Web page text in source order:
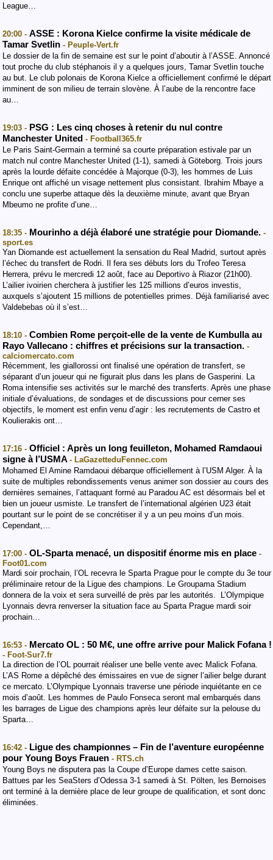
League…
20:00 - ASSE : Korona Kielce confirme la visite médicale de
Tamar Svetlin - Peuple-Vert.fr
Le dossier de la fin de semaine est sur le point d’aboutir à l’ASSE. Annoncé
tout proche du club stéphanois il y a quelques jours, Tamar Svetlin touche
au but. Le club polonais de Korona Kielce a officiellement confirmé le départ
imminent de son milieu de terrain slovène. À l’aube de la rencontre face
au…
19:03 - PSG : Les cinq choses à retenir du nul contre
Manchester United - Football365.fr
Le Paris Saint-Germain a terminé sa courte préparation estivale par un
match nul contre Manchester United (1-1), samedi à Göteborg. Trois jours
après la lourde défaite concédée à Majorque (0-3), les hommes de Luis
Enrique ont affiché un visage nettement plus consistant. Ibrahim Mbaye a
conclu une superbe attaque dès la deuxième minute, avant que Bryan
Mbeumo ne profite d’une…
18:35 - Mourinho a déjà élaboré une stratégie pour Diomande. -
sport.es
Yan Diomande est actuellement la sensation du Real Madrid, surtout après
l’échec du transfert de Rodri. Il fera ses débuts lors du Trofeo Teresa
Herrera, prévu le mercredi 12 août, face au Deportivo à Riazor (21h00).
L’ailier ivoirien cherchera à justifier les 125 millions d’euros investis,
auxquels s’ajoutent 15 millions de potentielles primes. Déjà familiarisé avec
Valdebebas où il s’est…
18:10 - Combien Rome perçoit-elle de la vente de Kumbulla au
Rayo Vallecano : chiffres et précisions sur la transaction. -
calciomercato.com
Récemment, les giallorossi ont finalisé une opération de transfert, se
séparant d’un joueur qui ne figurait plus dans les plans de Gasperini. La
Roma intensifie ses activités sur le marché des transferts. Après une phase
initiale d’évaluations, de sondages et de discussions pour cerner ses
objectifs, le moment est enfin venu d’agir : les recrutements de Castro et
Koulierakis ont…
17:16 - Officiel : Après un long feuilleton, Mohamed Ramdaoui
signe à l’USMA - LaGazetteduFennec.com
Mohamed El Amine Ramdaoui débarque officiellement à l’USM Alger. À la
suite de multiples rebondissements venus animer son dossier au cours des
dernières semaines, l’attaquant formé au Paradou AC est désormais bel et
bien un joueur usmiste. Le transfert de l’international algérien U23 était
pourtant sur le point de se concrétiser il y a un peu moins d’un mois.
Cependant,…
17:00 - OL-Sparta menacé, un dispositif énorme mis en place -
Foot01.com
Mardi soir prochain, l’OL recevra le Sparta Prague pour le compte du 3e tour
préliminaire retour de la Ligue des champions. Le Groupama Stadium
donnera de la voix et sera surveillé de près par les autorités. L’Olympique
Lyonnais devra renverser la situation face au Sparta Prague mardi soir
prochain…
16:53 - Mercato OL : 50 M€, une offre arrive pour Malick Fofana !
- Foot-Sur7.fr
La direction de l’OL pourrait réaliser une belle vente avec Malick Fofana.
L’AS Rome a dépêché des émissaires en vue de signer l’ailier belge durant
ce mercato. L’Olympique Lyonnais traverse une période inquiétante en ce
mois d’août. Les hommes de Paulo Fonseca seront mal embarqués dans
les barrages de Ligue des champions après leur défaite sur la pelouse du
Sparta…
16:42 - Ligue des championnes – Fin de l’aventure européenne
pour Young Boys Frauen - RTS.ch
Young Boys ne disputera pas la Coupe d’Europe dames cette saison.
Battues par les SeaSters d’Odessa 3-1 samedi à St. Pölten, les Bernoises
ont terminé à la dernière place de leur groupe de qualification, et sont donc
éliminées.